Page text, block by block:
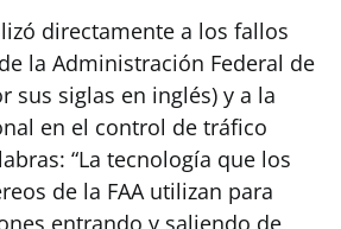
directamente a los fallos
la Administración Federal de
sus siglas en inglés) y a la
en el control de tráfico
“La tecnología que los
de la FAA utilizan para
entrando y saliendo de